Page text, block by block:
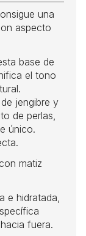
una
aspecto
base de
el tono
jengibre y
de perlas,
único.
matiz
e hidratada,
fuera.